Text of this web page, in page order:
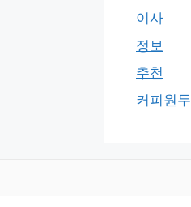
이사
정보
추천
커피원두